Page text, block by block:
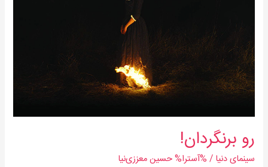
رو برنگردان!
سینمای دنیا / %آسترا%حسین معززی‌نیا